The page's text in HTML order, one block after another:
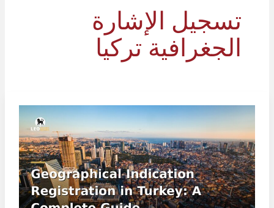
تسجيل الإشارة
الجغرافية تركيا
تسجيل
الجغرافية
في
تركيا:
دليل
شامل